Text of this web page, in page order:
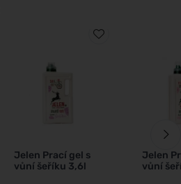
Jelen Prací gel s
vůní šeříku 3,6l
Jelen
vůní